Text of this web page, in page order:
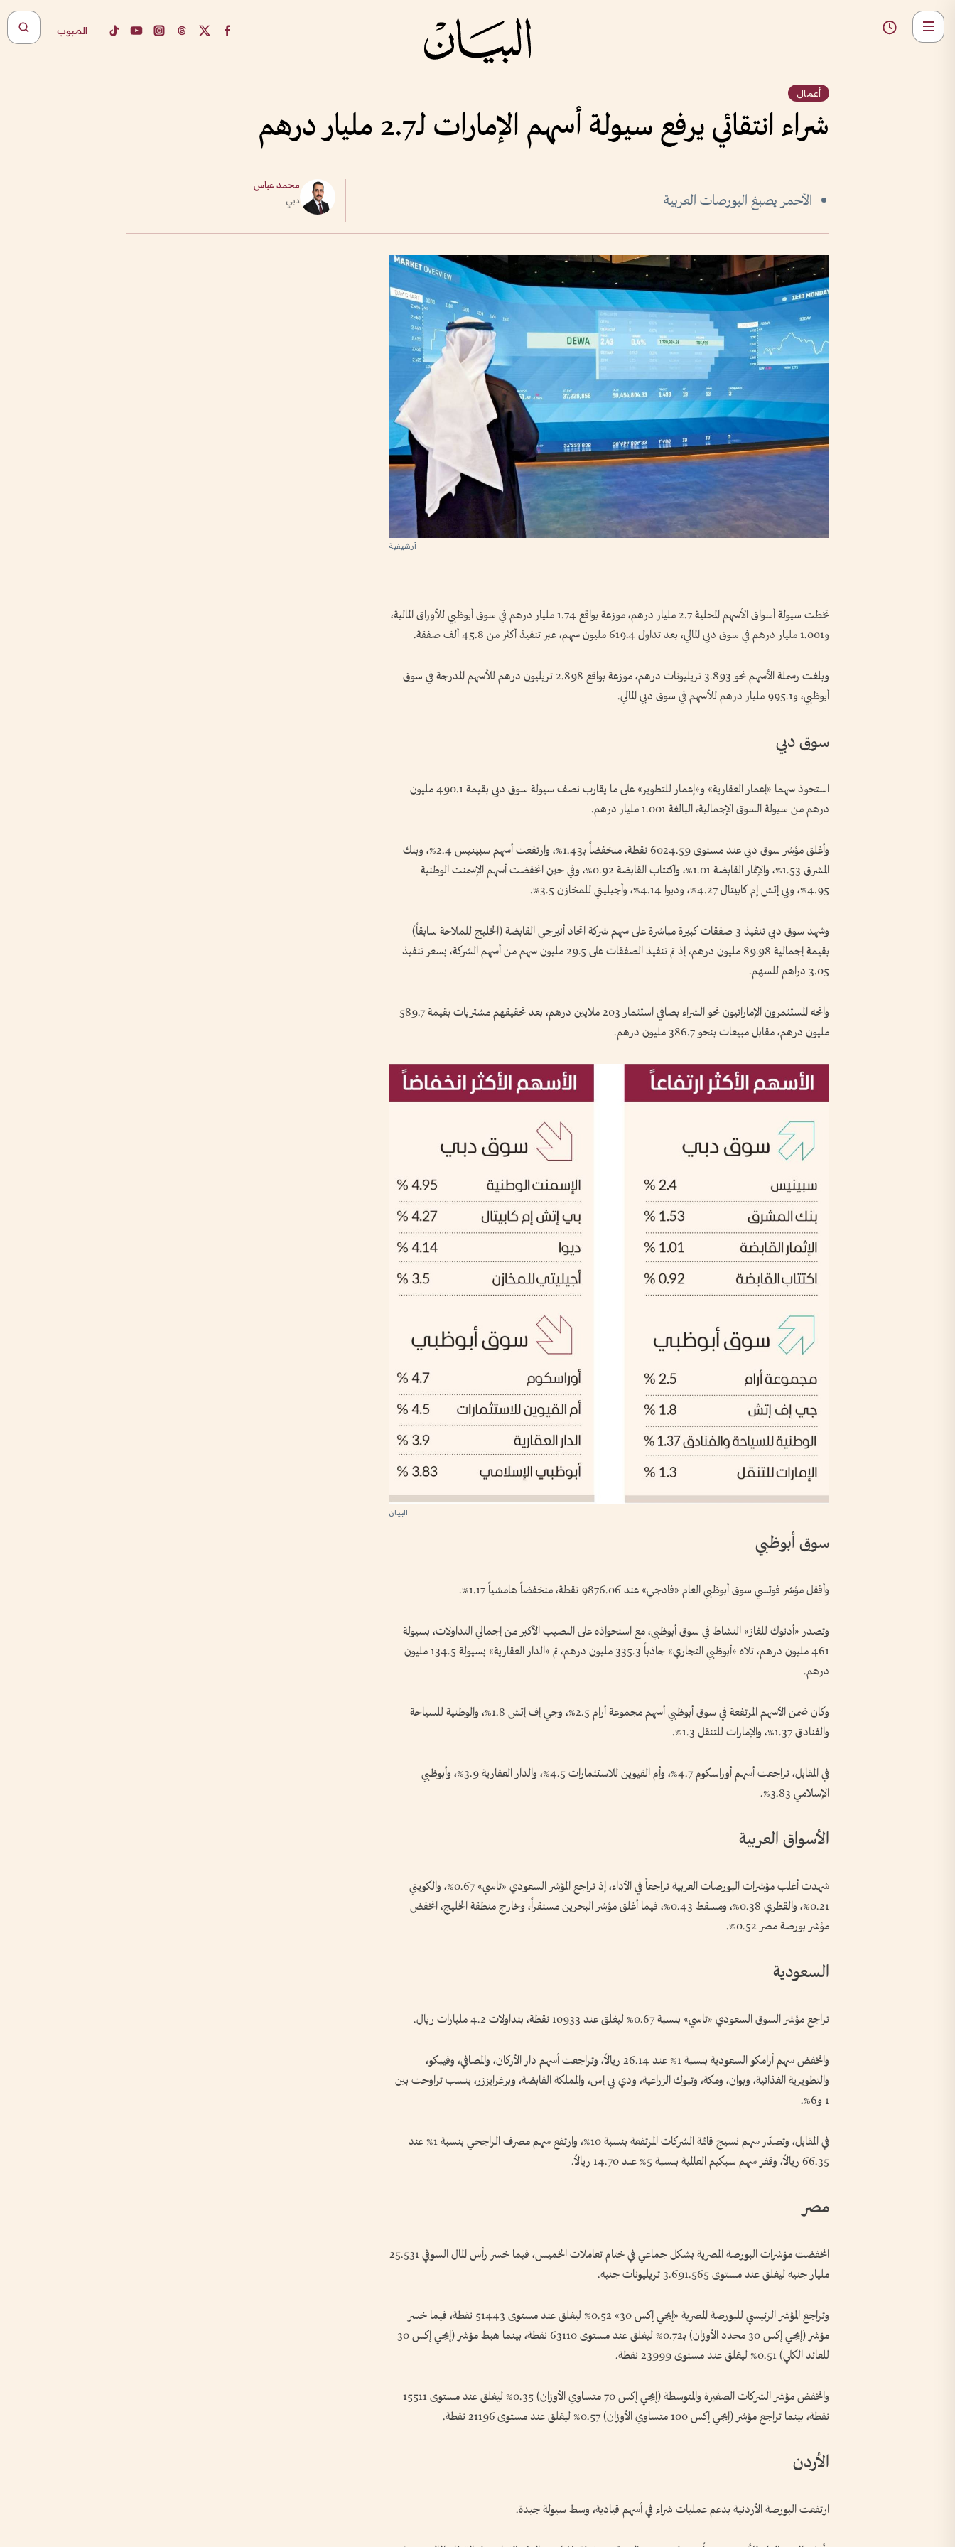
المبوب
أعمال
شراء انتقائي يرفع سيولة أسهم الإمارات لـ2.7 مليار درهم
الأحمر يصبغ البورصات العربية
محمد عباس
دبي
أرشيفية
تخطت سيولة أسواق الأسهم المحلية 2.7 مليار درهم، موزعة بواقع 1.74 مليار درهم في سوق أبوظبي للأوراق المالية،
و1.001 مليار درهم في سوق دبي المالي، بعد تداول 619.4 مليون سهم، عبر تنفيذ أكثر من 45.8 ألف صفقة.
وبلغت رسملة الأسهم نحو 3.893 تريليونات درهم، موزعة بواقع 2.898 تريليون درهم للأسهم المدرجة في سوق
أبوظبي، و995.1 مليار درهم للأسهم في سوق دبي المالي.
سوق دبي
استحوذ سهما «إعمار العقارية» و«إعمار للتطوير» على ما يقارب نصف سيولة سوق دبي بقيمة 490.1 مليون
درهم من سيولة السوق الإجمالية، البالغة 1.001 مليار درهم.
وأغلق مؤشر سوق دبي عند مستوى 6024.59 نقطة، منخفضاً بـ1.43%، وارتفعت أسهم سبينيس 2.4%، وبنك
المشرق 1.53%، والإثمار القابضة 1.01%، واكتتاب القابضة 0.92%، وفي حين انخفضت أسهم الإسمنت الوطنية
4.95%، وبي إتش إم كابيتال 4.27%، وديوا 4.14%، وأجيليتي للمخازن 3.5%.
وشهد سوق دبي تنفيذ 3 صفقات كبيرة مباشرة على سهم شركة اتحاد أنيرجي القابضة (الخليج للملاحة سابقاً)
بقيمة إجمالية 89.98 مليون درهم، إذ تم تنفيذ الصفقات على 29.5 مليون سهم من أسهم الشركة، بسعر تنفيذ
3.05 دراهم للسهم.
واتجه المستثمرون الإماراتيون نحو الشراء بصافي استثمار 203 ملايين درهم، بعد تحقيقهم مشتريات بقيمة 589.7
مليون درهم، مقابل مبيعات بنحو 386.7 مليون درهم.
سوق أبوظبي
وأقفل مؤشر فوتسي سوق أبوظبي العام «فادجي» عند 9876.06 نقطة، منخفضاً هامشياً 1.17%.
وتصدر «أدنوك للغاز» النشاط في سوق أبوظبي، مع استحواذه على النصيب الأكبر من إجمالي التداولات، بسيولة
461 مليون درهم، تلاه «أبوظبي التجاري» جاذباً 335.3 مليون درهم، ثم «الدار العقارية» بسيولة 134.5 مليون
درهم.
وكان ضمن الأسهم المرتفعة في سوق أبوظبي أسهم مجموعة أرام 2.5%، وجي إف إتش 1.8%، والوطنية للسياحة
والفنادق 1.37%، والإمارات للتنقل 1.3%.
في المقابل، تراجعت أسهم أوراسكوم 4.7%، وأم القيوين للاستثمارات 4.5%، والدار العقارية 3.9%، وأبوظبي
الإسلامي 3.83%.
الأسواق العربية
شهدت أغلب مؤشرات البورصات العربية تراجعاً في الأداء، إذ تراجع المؤشر السعودي «تاسي» 0.67%، والكويتي
0.21%، والقطري 0.38%، ومسقط 0.43%، فيما أغلق مؤشر البحرين مستقراً، وخارج منطقة الخليج، انخفض
مؤشر بورصة مصر 0.52%.
السعودية
تراجع مؤشر السوق السعودي «تاسي» بنسبة 0.67% ليغلق عند 10933 نقطة، بتداولات 4.2 مليارات ريال.
وانخفض سهم أرامكو السعودية بنسبة 1% عند 26.14 ريالاً، وتراجعت أسهم دار الأركان، والمصافي، وفيبكو،
والتطويرية الغذائية، وبوان، ومكة، وتبوك الزراعية، ودي بي إس، والمملكة القابضة، وبرغرايززر، بنسب تراوحت بين
1 و6%.
في المقابل، وتصدّر سهم نسيج قائمة الشركات المرتفعة بنسبة 10%، وارتفع سهم مصرف الراجحي بنسبة 1% عند
66.35 ريالاً، وقفز سهم سبكيم العالمية بنسبة 5% عند 14.70 ريالاً.
مصر
انخفضت مؤشرات البورصة المصرية بشكل جماعي في ختام تعاملات الخميس، فيما خسر رأس المال السوقي 25.531
مليار جنيه ليغلق عند مستوى 3.691.565 تريليونات جنيه.
وتراجع المؤشر الرئيسي للبورصة المصرية «إيجي إكس 30» 0.52% ليغلق عند مستوى 51443 نقطة، فيما خسر
مؤشر (إيجي إكس 30 محدد الأوزان) بـ0.72% ليغلق عند مستوى 63110 نقطة، بينما هبط مؤشر (إيجي إكس 30
للعائد الكلي) 0.51% ليغلق عند مستوى 23999 نقطة.
وانخفض مؤشر الشركات الصغيرة والمتوسطة (إيجي إكس 70 متساوي الأوزان) 0.35% ليغلق عند مستوى 15511
نقطة، بينما تراجع مؤشر (إيجي إكس 100 متساوي الأوزان) 0.57% ليغلق عند مستوى 21196 نقطة.
الأردن
ارتفعت البورصة الأردنية بدعم عمليات شراء في أسهم قيادية، وسط ⁠سيولة جيدة.